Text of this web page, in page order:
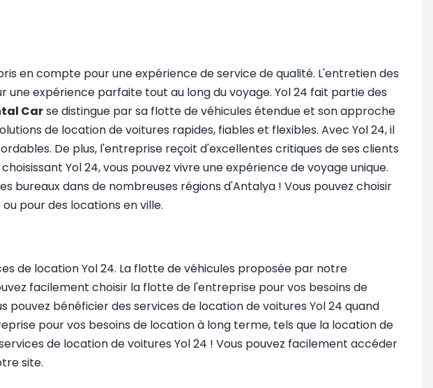
en compte pour une expérience de service de qualité. L'entretien des
expérience parfaite tout au long du voyage. Yol 24 fait partie des
Carse distingue par sa flotte de véhicules étendue et son approche
de location de voitures rapides, fiables et flexibles. Avec Yol 24, il
De plus, l'entreprise reçoit d'excellentes critiques de ses clients
Yol 24, vous pouvez vivre une expérience de voyage unique.
bureaux dans de nombreuses régions d'Antalya ! Vous pouvez choisir
pour des locations en ville.
de location Yol 24. La flotte de véhicules proposée par notre
facilement choisir la flotte de l'entreprise pour vos besoins de
pouvez bénéficier des services de location de voitures Yol 24 quand
pour vos besoins de location à long terme, tels que la location de
de location de voitures Yol 24 ! Vous pouvez facilement accéder
site.